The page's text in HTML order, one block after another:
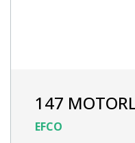
147
EFCO